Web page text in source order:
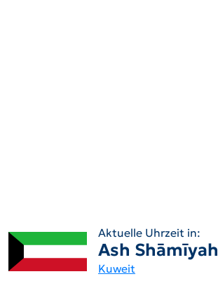
Aktuelle Uhrzeit in:
Ash Shāmīyah
Kuweit